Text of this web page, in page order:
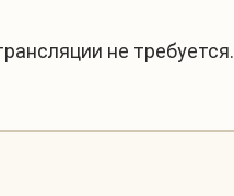
не требуется.